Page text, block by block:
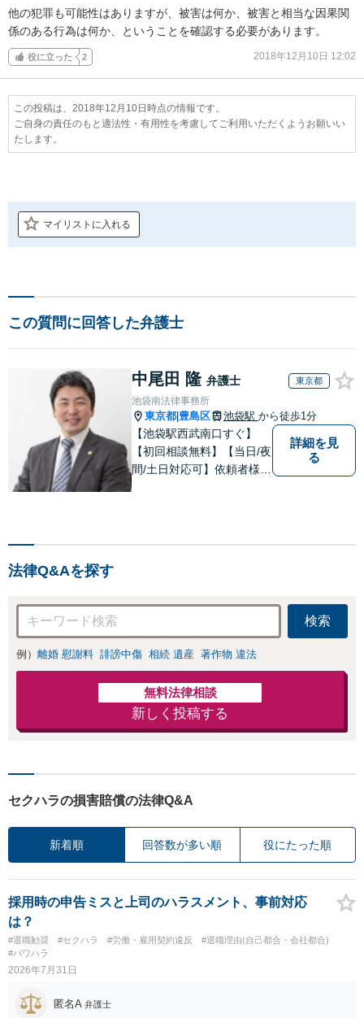
他の犯罪も可能性はありますが、被害は何か、被害と相当な因果関
係のある行為は何か、ということを確認する必要があります。
役に立った 2 2018年12月10日 12:02
この投稿は、2018年12月10日時点の情報です。
ご自身の責任のもと適法性・有用性を考慮してご利用いただくようお願いい
たします。
マイリストに入れる
この質問に回答した弁護士
中尾田 隆 弁護士 東京都
池袋南法律事務所
東京都 豊島区 池袋駅 から徒歩1分
【池袋駅西武南口すぐ】
【初回相談無料】【当日/夜
間/土日対応可】依頼者様の
詳細を見
る
法律Q&Aを探す
検索
例） 離婚 慰謝料 誹謗中傷 相続 遺産 著作物 違法
無料法律相談
新しく投稿する
セクハラの損害賠償の法律Q&A
新着順 回答数が多い順 役にたった順
採用時の申告ミスと上司のハラスメント、事前対応
は？
#退職勧奨 #セクハラ #労働・雇用契約違反
#退職理由(自己都合・会社都合)
#パワハラ
2026年7月31日
匿名A 弁護士